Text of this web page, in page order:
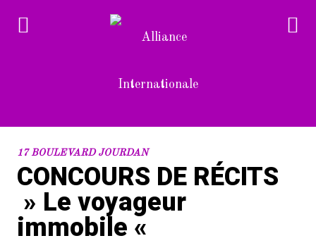
RECENT POSTS
1.
Devenez bénévole à l’Alliance
Internationale
L’Alliance Internationale au
17 BOULEVARD JOURDAN
CONCOURS DE RÉCITS
» Le voyageur
immobile «